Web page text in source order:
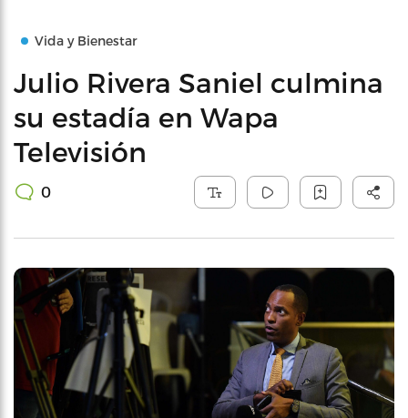
Vida y Bienestar
Julio Rivera Saniel culmina
su estadía en Wapa
Televisión
0